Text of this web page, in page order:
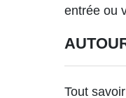
entrée ou
Tout